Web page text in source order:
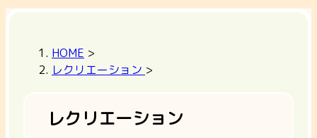
HOME >
レクリエーション >
レクリエーション